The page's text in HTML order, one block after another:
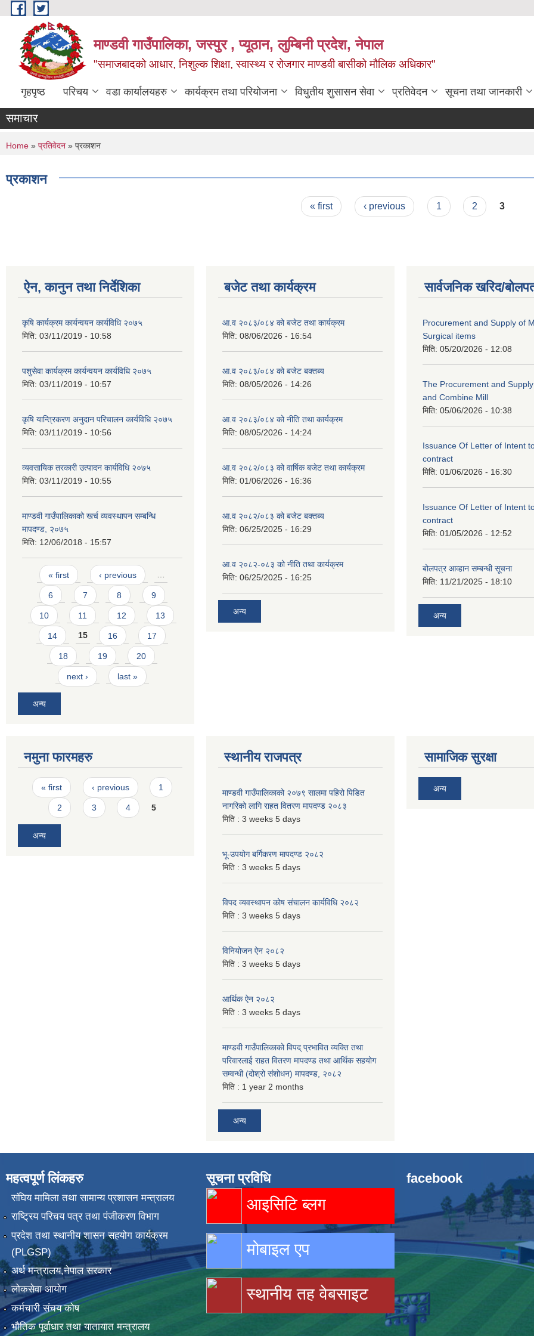
Skip to main content
माण्डवी गाउँपालिका, जस्पुर , प्यूठान, लुम्बिनी प्रदेश, नेपाल
"समाजबादको आधार, निशुल्क शिक्षा, स्वास्थ्य र रोजगार माण्डवी बासीको मौलिक अधिकार"
गृहपृष्ठ परिचय वडा कार्यालयहरु कार्यक्रम तथा परियोजना विधुतीय शुसासन सेवा प्रतिवेदन सूचना तथा जानकारी
समाचार
You are here
Home » प्रतिवेदन » प्रकाशन
प्रकाशन
« first ‹ previous 1 2 3
ऐन, कानुन तथा निर्देशिका
कृषि कार्यक्रम कार्यन्वयन कार्यविधि २०७५
मिति: 03/11/2019 - 10:58
पशुसेवा कार्यक्रम कार्यन्वयन कार्यविधि २०७५
मिति: 03/11/2019 - 10:57
कृषि यान्त्रिकरण अनुदान परिचालन कार्यविधि २०७५
मिति: 03/11/2019 - 10:56
व्यवसायिक तरकारी उत्पादन कार्यविधि २०७५
मिति: 03/11/2019 - 10:55
माण्डवी गाउँपालिकाको खर्च व्यवस्थापन सम्बन्धि
मापदण्ड, २०७५
मिति: 12/06/2018 - 15:57
Pages
« first ‹ previous …
6 7 8 9
10 11 12 13
14 15 16 17
18 19 20
next › last »
अन्य
बजेट तथा कार्यक्रम
आ.व २०८३/०८४ को बजेट तथा कार्यक्रम
मिति: 08/06/2026 - 16:54
आ.व २०८३/०८४ को बजेट बक्तब्य
मिति: 08/05/2026 - 14:26
आ.व २०८३/०८४ को नीति तथा कार्यक्रम
मिति: 08/05/2026 - 14:24
आ.व २०८२/०८३ को वार्षिक बजेट तथा कार्यक्रम
मिति: 01/06/2026 - 16:36
आ.व २०८२/०८३ को बजेट बक्तब्य
मिति: 06/25/2025 - 16:29
आ.व २०८२-०८३ को नीति तथा कार्यक्रम
मिति: 06/25/2025 - 16:25
अन्य
सार्वजनिक खरिद/
Procurement and Supply of
Surgical items
मिति: 05/20/2026 - 12:08
The Procurement and
and Combine Mill
मिति: 05/06/2026 - 10:38
Issuance Of Letter of Intent
contract
मिति: 01/06/2026 - 16:30
Issuance Of Letter of Intent
contract
मिति: 01/05/2026 - 12:52
बोलपत्र आव्हान सम्बन्धी सूचना
मिति: 11/21/2025 - 18:10
अन्य
नमुना फारमहरु
Pages
« first ‹ previous 1
2 3 4 5
अन्य
स्थानीय राजपत्र
माण्डवी गाउँपालिकाको २०७९ सालमा पहिरो पिडित
नागरिको लागि राहत वितरण मापदण्ड २०८३
मिति : 3 weeks 5 days
भू-उपयोग बर्गिकरण मापदण्ड २०८२
मिति : 3 weeks 5 days
विपद व्यवस्थापन कोष संचालन कार्यविधि २०८२
मिति : 3 weeks 5 days
विनियोजन ऐन २०८२
मिति : 3 weeks 5 days
आर्थिक ऐन २०८२
मिति : 3 weeks 5 days
माण्डवी गाउँपालिकाको विपद् प्रभावित व्यक्ति तथा
परिवारलाई राहत वितरण मापदण्ड तथा आर्थिक सहयोग
सम्वन्धी (दोश्रो संशोधन) मापदण्ड, २०८२
मिति : 1 year 2 months
अन्य
सामाजिक सुरक्षा
अन्य
महत्वपूर्ण लिंकहरु
संघिय मामिला तथा सामान्य प्रशासन मन्त्रालय
राष्ट्रिय परिचय पत्र तथा पंजीकरण विभाग
प्रदेश तथा स्थानीय शासन सहयोग कार्यक्रम
(PLGSP)
अर्थ मन्त्रालय,नेपाल सरकार
लोकसेवा आयोग
कर्मचारी संचय कोष
भौतिक पूर्वाधार तथा यातायात मन्त्रालय
सूचना प्रविधि
आइसिटि ब्लग
मोबाइल एप
स्थानीय तह वेबसाइट
facebook